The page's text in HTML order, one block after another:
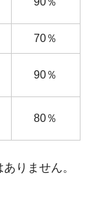
70％
90％
80％
りません。